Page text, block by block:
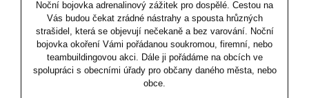
Noční bojovka adrenalinový zážitek pro dospělé. Cestou na
Vás budou čekat zrádné nástrahy a spousta hrůzných
strašidel, která se objevují nečekaně a bez varování. Noční
bojovka okoření Vámi pořádanou soukromou, firemní, nebo
teambuildingovou akci. Dále ji pořádáme na obcích ve
spolupráci s obecními úřady pro občany daného města, nebo
obce.